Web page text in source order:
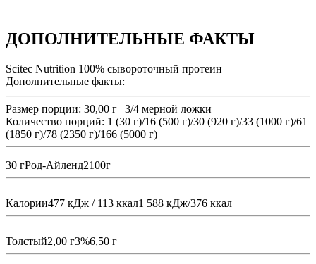
ДОПОЛНИТЕЛЬНЫЕ ФАКТЫ
Scitec Nutrition 100% сывороточный протеин
Дополнительные факты:
Размер порции: 30,00 г | 3/4 мерной ложки
Количество порций: 1 (30 г)/16 (500 г)/30 (920 г)/33 (1000 г)/61
(1850 г)/78 (2350 г)/166 (5000 г)
30 гРод-Айленд2100г
Калории477 кДж / 113 ккал1 588 кДж/376 ккал
Толстый2,00 г3%6,50 г